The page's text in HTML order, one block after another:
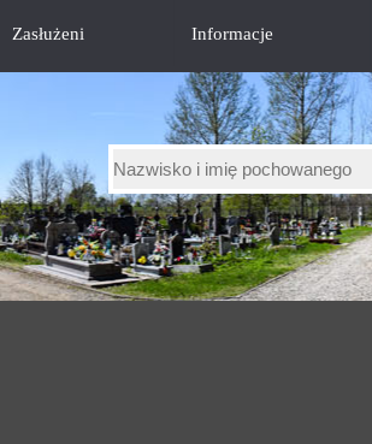
Zasłużeni Informacje